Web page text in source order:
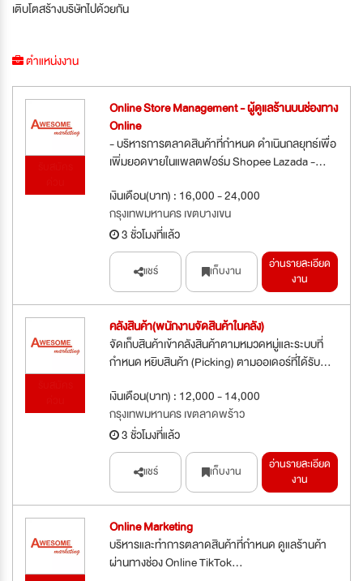
เติบโตสร้างบริษัทไปด้วยกัน
ตำแหน่งงาน
Online Store Management - ผู้ดูแลร้านบนช่องทาง
Online
- บริหารการตลาดสินค้าที่กำหนด ดำเนินกลยุทธ์เพื่อ
เพิ่มยอดขายในแพลตฟอร์ม Shopee Lazada -...
เงินเดือน(บาท) : 16,000 - 24,000
กรุงเทพมหานคร เขตบางเขน
3 ชั่วโมงที่แล้ว
แชร์ เก็บงาน
อ่านรายละเอียด
งาน
คลังสินค้า(พนักงานจัดสินค้าในคลัง)
จัดเก็บสินค้าเข้าคลังสินค้าตามหมวดหมู่และระบบที่
กำหนด หยิบสินค้า (Picking) ตามออเดอร์ที่ได้รับ...
เงินเดือน(บาท) : 12,000 - 14,000
กรุงเทพมหานคร เขตลาดพร้าว
3 ชั่วโมงที่แล้ว
แชร์ เก็บงาน
อ่านรายละเอียด
งาน
Online Marketing
บริหารและทำการตลาดสินค้าที่กำหนด ดูแลร้านค้า
ผ่านทางช่อง Online TikTok...